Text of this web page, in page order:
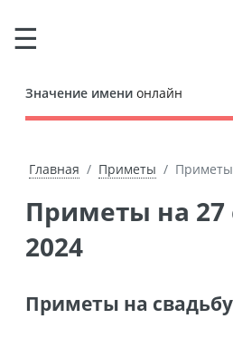
Значение имени онлайн
Главная Приметы Приметы
Приметы на 27 сентября
2024
Приметы на